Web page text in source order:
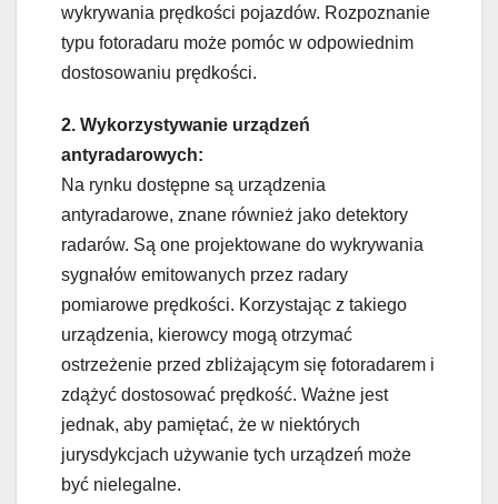
wykrywania prędkości pojazdów. Rozpoznanie
typu fotoradaru może pomóc w odpowiednim
dostosowaniu prędkości.
2. Wykorzystywanie urządzeń
antyradarowych:
Na rynku dostępne są urządzenia
antyradarowe, znane również jako detektory
radarów. Są one projektowane do wykrywania
sygnałów emitowanych przez radary
pomiarowe prędkości. Korzystając z takiego
urządzenia, kierowcy mogą otrzymać
ostrzeżenie przed zbliżającym się fotoradarem i
zdążyć dostosować prędkość. Ważne jest
jednak, aby pamiętać, że w niektórych
jurysdykcjach używanie tych urządzeń może
być nielegalne.